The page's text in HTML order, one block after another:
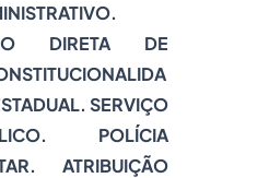
DIRETA DE
SERVIÇO
POLÍCIA
ATRIBUIÇÃO